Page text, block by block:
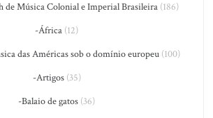
de Música Colonial e Imperial Brasileira (186)
-África (12)
das Américas sob o domínio europeu(100)
-Artigos(35)
-Balaio de gatos (36)